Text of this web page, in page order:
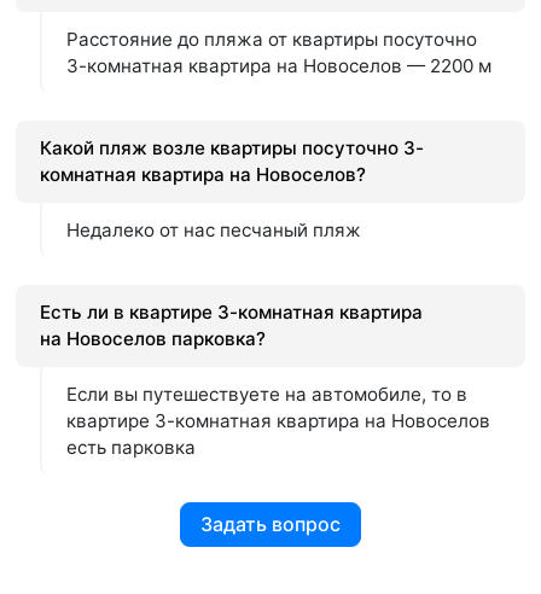
Расстояние до пляжа от квартиры посуточно
3-комнатная квартира на Новоселов — 2200 м
Какой пляж возле квартиры посуточно 3-
комнатная квартира на Новоселов?
Недалеко от нас песчаный пляж
Есть ли в квартире 3-комнатная квартира
на Новоселов парковка?
Если вы путешествуете на автомобиле, то в
квартире 3-комнатная квартира на Новоселов
есть парковка
Задать вопрос